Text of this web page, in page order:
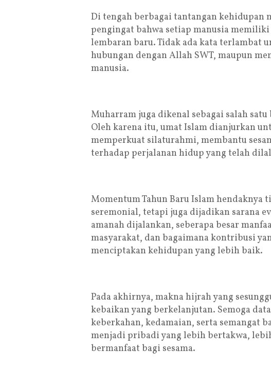
Di tengah berbagai tantangan kehidupan
pengingat bahwa setiap manusia
lembaran baru. Tidak ada kata terlambat
hubungan dengan Allah SWT, maupun
manusia.
Muharram juga dikenal sebagai salah
Oleh karena itu, umat Islam dianjurkan
memperkuat silaturahmi, membantu
terhadap perjalanan hidup yang telah
Momentum Tahun Baru Islam hendaknya
seremonial, tetapi juga dijadikan sarana
amanah dijalankan, seberapa besar
masyarakat, dan bagaimana kontribusi
menciptakan kehidupan yang lebih baik.
Pada akhirnya, makna hijrah yang
kebaikan yang berkelanjutan. Semoga
keberkahan, kedamaian, serta semangat
menjadi pribadi yang lebih bertakwa,
bermanfaat bagi sesama.